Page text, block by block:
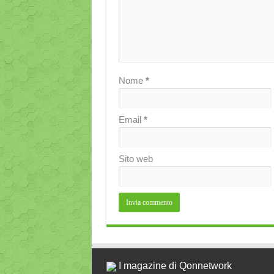
Nome *
Email *
Sito web
I magazine di Qonnetwork